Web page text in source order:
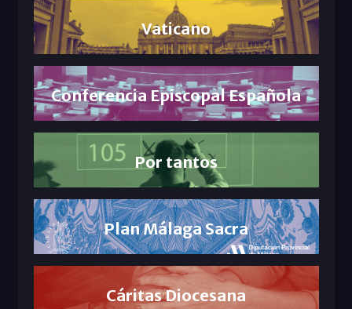
Vaticano
Conferencia Episcopal Española
Por tantos
Plan Málaga Sacra
Cáritas Diocesana